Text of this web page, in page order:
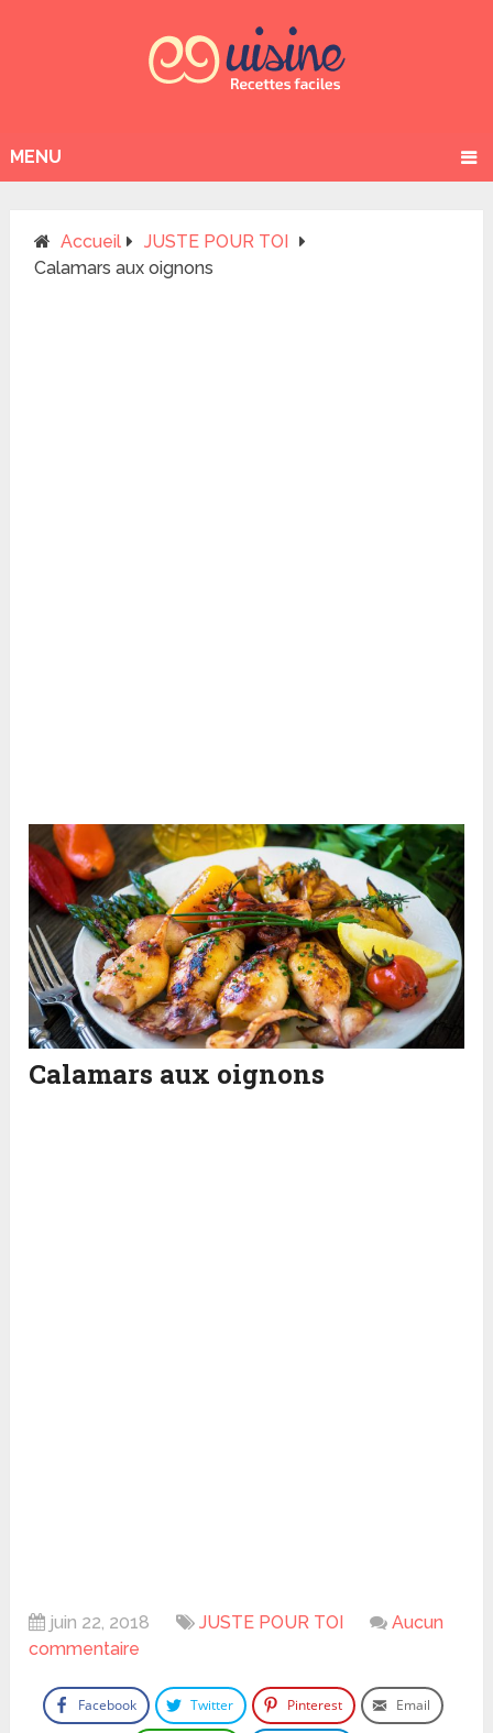
MENU
Accueil
JUSTE POUR TOI
Calamars aux oignons
Calamars aux oignons
juin 22, 2018 JUSTE POUR TOI
Aucun
commentaire
Facebook Twitter Pinterest Email